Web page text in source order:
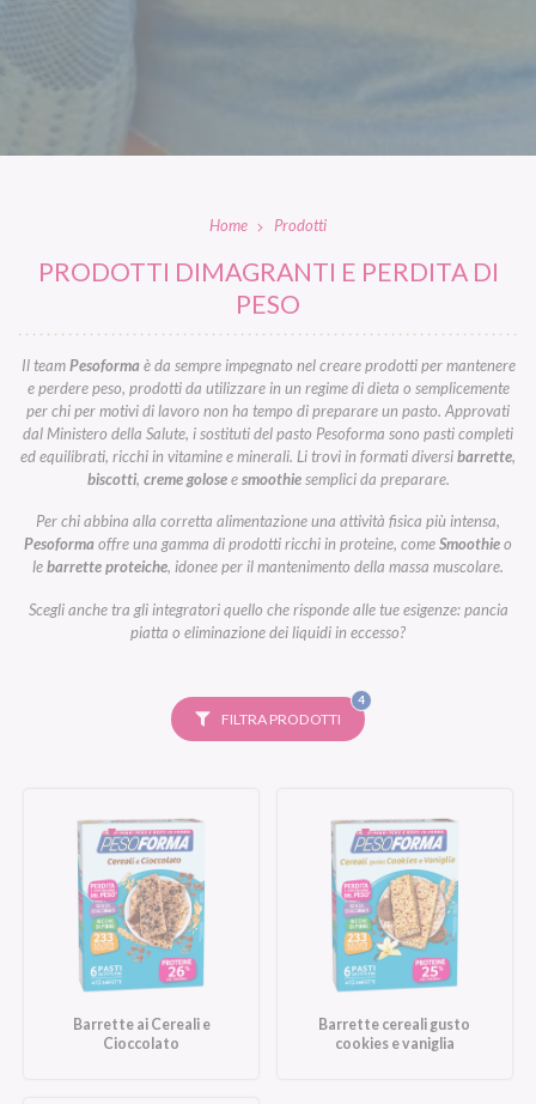
Home Prodotti
PRODOTTI DIMAGRANTI E PERDITA DI
PESO
Il teamPesoformaè da sempre impegnato nel creare prodotti per mantenere
e perdere peso, prodotti da utilizzare in un regime di dieta o semplicemente
per chi per motivi di lavoro non ha tempo di preparare un pasto. Approvati
dal Ministero della Salute, i sostituti del pasto Pesoforma sono pasti completi
ed equilibrati, ricchi in vitamine e minerali. Li trovi in formati diversibarrette,
biscotti, creme goloseesmoothiesemplici da preparare.
Per chi abbina alla corretta alimentazione una attività fisica più intensa,
Pesoformaoffre una gamma di prodotti ricchi in proteine, comeSmoothieo
lebarrette proteiche, idonee per il mantenimento della massa muscolare.
Scegli anche tra gli integratori quello che risponde alle tue esigenze: pancia
piatta o eliminazione dei liquidi in eccesso?
FILTRA PRODOTTI
4FILTRI
SELEZIONATI
Barrette ai Cereali e
Cioccolato
Barrette cereali gusto
cookies e vaniglia